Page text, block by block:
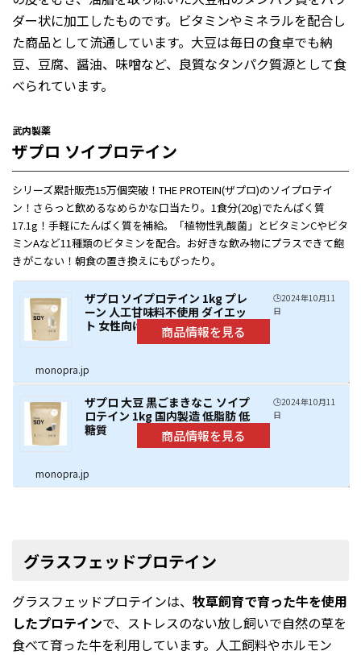
ダー状に加工したものです。ビタミンやミネラルを配合し
た商品として流通しています。大豆は毎日の食卓でも納
豆、豆腐、醤油、味噌など、良質なタンパク質源として食
べられています。
武内製薬
ザプロ ソイプロテイン
シリーズ累計販売15万個突破！THE PROTEIN(ザプロ)のソイプロテイ
ン！さらっと飲めるなめらかな口当たり。1食分(20g)でたんぱく質
17.1g！手軽にたんぱく質を補給。「植物性乳酸菌」とビタミンCやビタ
ミンAなど11種類のビタミンを配合。お好きな飲み物にプラスできて飽
きがこない！朝食の置き換えにもぴったり。
ザプロ ソイプロテイン 1kg プレ
ーン 人工甘味料不使用 ダイエッ
ト 女性向け
🕒️2024年10月11
日
monopra.jp
ザプロ 大豆 黒ごまきなこ ソイプ
ロテイン 1kg 国内製造 低脂肪 低
糖質
🕒️2024年10月11
日
monopra.jp
グラスフェッドプロテイン
グラスフェッドプロテインは、 牧草飼育で育った牛を使用
したプロテインで、ストレスのない放し飼いで自然の草を
食べて育った牛を利用しています。人工飼料やホルモン